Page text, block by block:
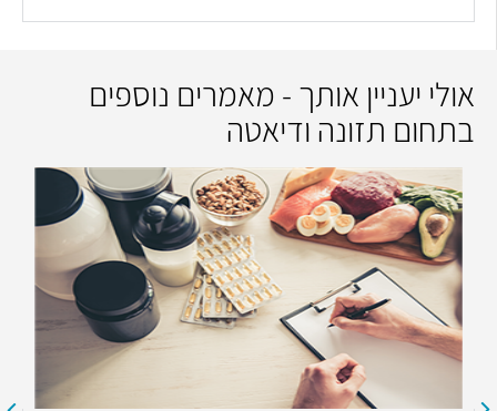
אולי יעניין אותך - מאמרים נוספים
בתחום תזונה ודיאטה